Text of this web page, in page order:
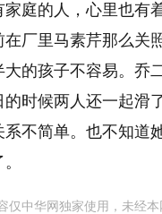
庭的人，心里也有
厂里马素芹那么关
的孩子不容易。乔
时候两人还一起滑
不简单。也不知道
仅中华网独家使用，未经